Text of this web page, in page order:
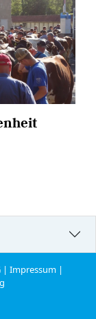
|Impressum |